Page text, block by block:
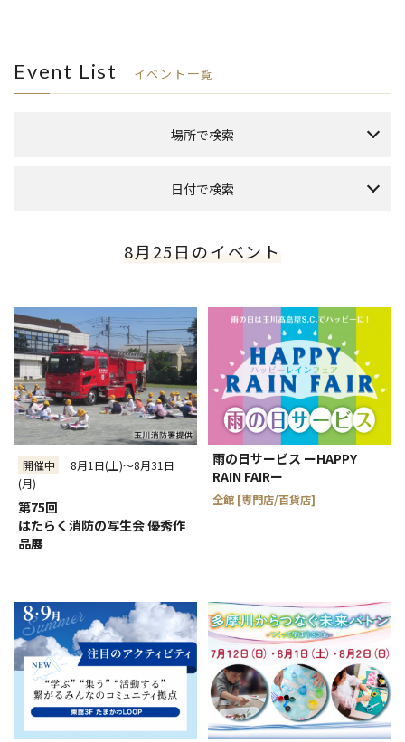
Event List イベント一覧
場所で検索
[西館1F]
ホワイトモール[南館6F]
フォレストガーデン[本館屋上]
PARK&TERRACE OSOTO[南館屋上]
催会場[本館タカシマヤ6F]
アートサロン [本館タカシマヤ5F]
玉川タカシマヤ食料品フロア[本館タカシマヤB1フーズシティ]
全件表示
日付で検索
2026年 8月
1
2
3 4
9
10 11 12 13 14
15
16
17 18 19 20 21
22
23
24 25 26 27 28
29
30
31
～ 絞り込む
8月25日のイベント
開催中
8月1日(土)～8月31日
(月)
第75回
はたらく消防の写生会 優秀作
品展
雨の日サービス ーHAPPY
RAIN FAIRー
全館 [専門店/百貨店]